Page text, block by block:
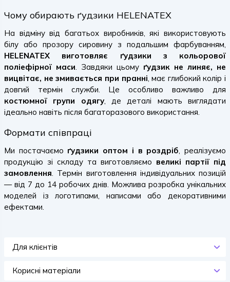
Чому обирають ґудзики HELENATEX
На відміну від багатьох виробників, які використовують
білу або прозору сировину з подальшим фарбуванням,
HELENATEX виготовляє ґудзики з кольорової
поліефірної маси. Завдяки цьому ґудзик не линяє, не
вицвітає, не змивається при пранні, має глибокий колір і
довгий термін служби. Це особливо важливо для
костюмної групи одягу, де деталі мають виглядати
ідеально навіть після багаторазового використання.
Формати співпраці
Ми постачаємо ґудзики оптом і в роздріб, реалізуємо
продукцію зі складу та виготовляємо великі партії під
замовлення. Термін виготовлення індивідуальних позицій
— від 7 до 14 робочих днів. Можлива розробка унікальних
моделей із логотипами, написами або декоративними
ефектами.
Для клієнтів
Корисні матеріали